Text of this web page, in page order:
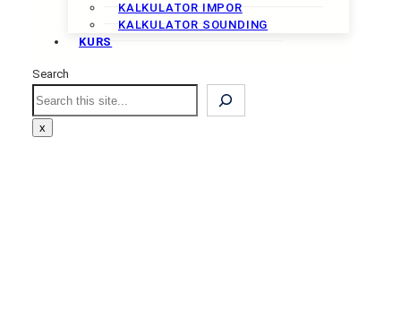
KALKULATOR IMPOR
KALKULATOR SOUNDING
KURS
Search
Search
x